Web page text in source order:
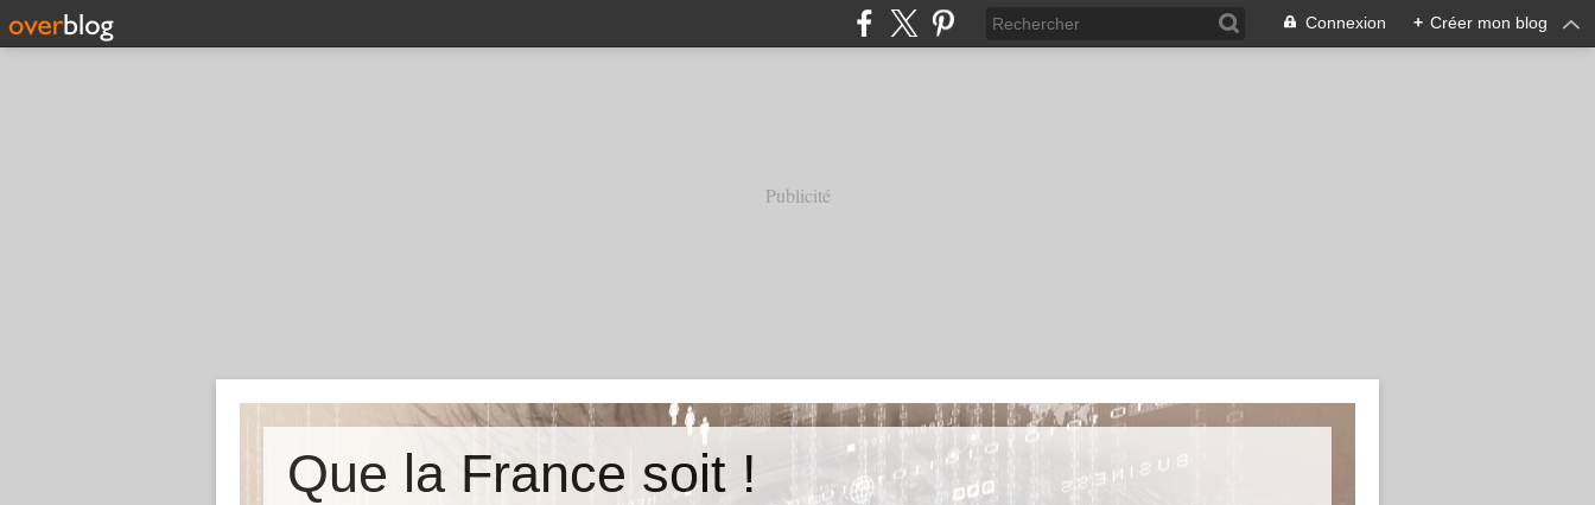
Connexion + Créer mon blog
Publicité
Que la France soit !